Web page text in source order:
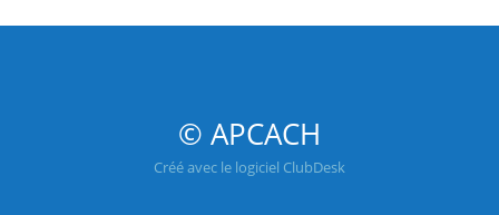
© APCACH
Créé avec le logiciel ClubDesk